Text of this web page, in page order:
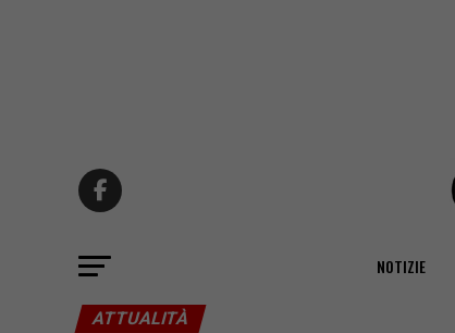
NOTIZIE
ATTUALITÀ